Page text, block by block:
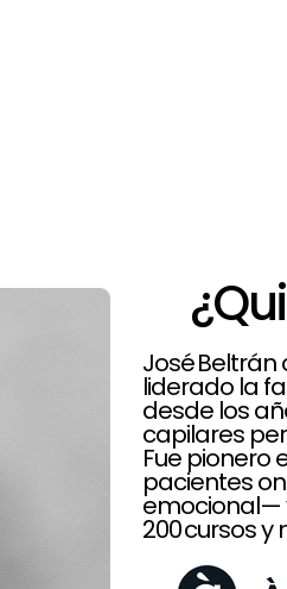
José
liderado la
desde los
capilares
Fue pionero
pacientes
emocional—
200 cursos